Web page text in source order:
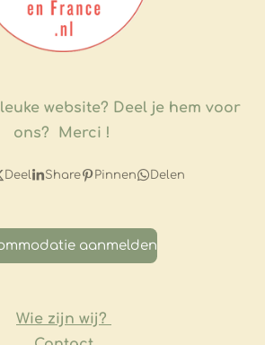
website? Deel je hem voor
ons? Merci !
Deel Share Pinnen Delen
aanmelden
Wie zijn wij?